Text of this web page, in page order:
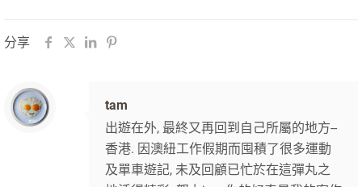
分享
tam
出遊在外, 最終又再回到自己所屬的地方--
香港. 因澳紐工作假期而囤積了很多運動
及單車遊記, 未及回顧已忙於在這彈丸之